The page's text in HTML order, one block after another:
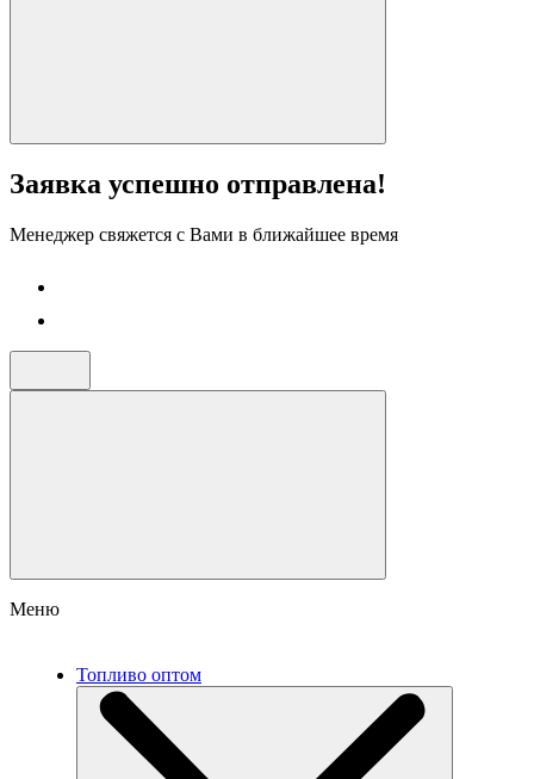
Заявка успешно отправлена!
Менеджер свяжется с Вами в ближайшее время
Меню
Топливо оптом